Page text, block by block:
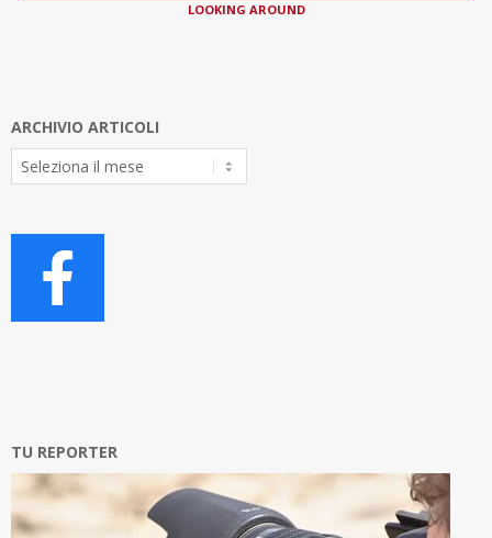
LOOKING AROUND
ARCHIVIO ARTICOLI
Archivio
Articoli
TU REPORTER